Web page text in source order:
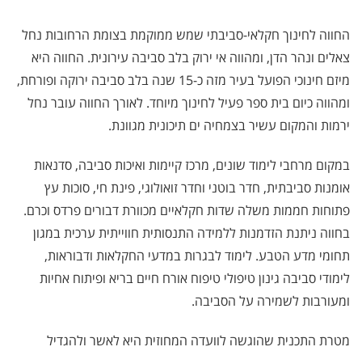
החווה לחינוך חקלאי-סביבתי שמש ממוקמת בצומת הרחובות נחל
צאלים ונהר הדן, ומהווה אי ירוק בלב סביבה עירונית. החווה היא
מיזם חינוכי הפועל בעיר מזה כ-15 שנה בלב סביבה ירוקה ופורחת,
ומהווה כיום בית ספר פעיל לחינוך מיוחד. לאורך החווה עובר נחל
ירמות והמקום עשיר בצמחיה ים תיכונית מגוונת.
במקום מרחבי לימוד שונים, מרכז קיימות ואיכות סביבה, סדנאות
אומנות סביבתית, חדר בוטני וחדר זואולוגי, פינת חי, סוכות עץ
פתוחות חממות משלה שדות חקלאיים מכוורת דבורים פרדס וכרם.
בחווה ניתנת הזדמנות ללמידה התנסותית חווייתית ערכית במגון
תחומי מדע הטבע. לימוד לבגרות במדעי החקלאות ודבוראות,
לימודי סביבה גינון טיפולי טיפוח אורח חיים בריא ופיתוח אחיות
ומעורבות לשמירה על הסביבה.
מטרת התכנית שהוגשה לוועדה המחוזית היא לאשר ולהגדיל